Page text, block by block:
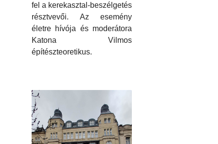
fel a kerekasztal-beszélgetés
résztvevői. Az esemény
életre hívója és moderátora
Katona Vilmos
építészteoretikus.